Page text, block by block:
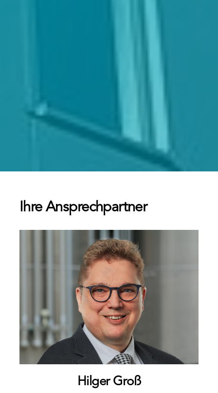
Ihre Ansprechpartner
Hilger Groß